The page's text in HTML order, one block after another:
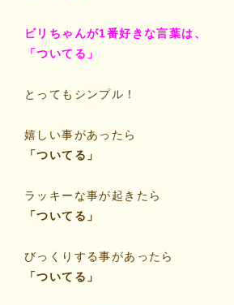
ビリちゃんが1番好きな言葉は、
「ついてる」
とってもシンプル！
嬉しい事があったら
「ついてる」
ラッキーな事が起きたら
「ついてる」
びっくりする事があったら
「ついてる」